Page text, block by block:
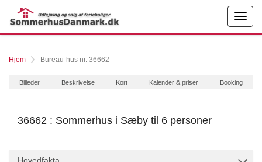
Hjem Bureau-hus nr. 36662
Billeder Beskrivelse Kort Kalender & priser Booking
36662 : Sommerhus i Sæby til 6 personer